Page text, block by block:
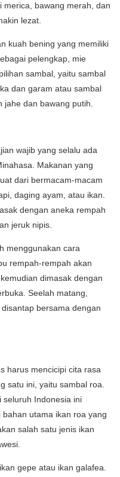
bawang merah, dan
lezat.
kuah bening yang memiliki
pelengkap, mie
sambal, yaitu sambal
dan garam atau sambal
dan bawang putih.
wajib yang selalu ada
Makanan yang
dari bermacam-macam
daging ayam, atau ikan.
dengan aneka rempah
jeruk nipis.
menggunakan cara
rempah-rempah akan
dimasak dengan
Seelah matang,
bersama dengan
harus mencicipi cita rasa
satu ini, yaitu sambal roa.
seluruh Indonesia ini
utama ikan roa yang
salah satu jenis ikan
gepe atau ikan galafea.